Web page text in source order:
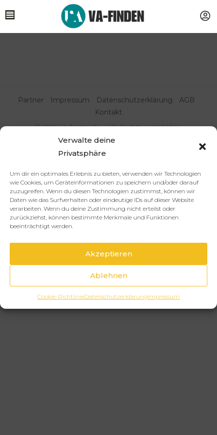
Verwalte deine
Privatsphäre
Um dir ein optimales Erlebnis zu bieten, verwenden wir Technologien
wie Cookies, um Geräteinformationen zu speichern und/oder darauf
zuzugreifen. Wenn du diesen Technologien zustimmst, können wir
Daten wie das Surfverhalten oder eindeutige IDs auf dieser Website
verarbeiten. Wenn du deine Zustimmung nicht erteilst oder
zurückziehst, können bestimmte Merkmale und Funktionen
beeinträchtigt werden.
Akzeptieren
Ablehnen
Cookie-RichtlinieDatenschutzerklärungImpressum
© 2025 va-finden.de – Alle Rechte vorbehalten.
Partner Impressum Datenschutzerklärung
AGB
Kontakt
Virtuelle Assistenz & Freelancer
finden | VA Expert:innenportal